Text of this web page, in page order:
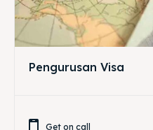
Pengurusan Visa
Get on call